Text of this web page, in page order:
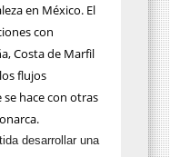
en México. El
con
Costa de Marfil
flujos
hace con otras
desarrollar una